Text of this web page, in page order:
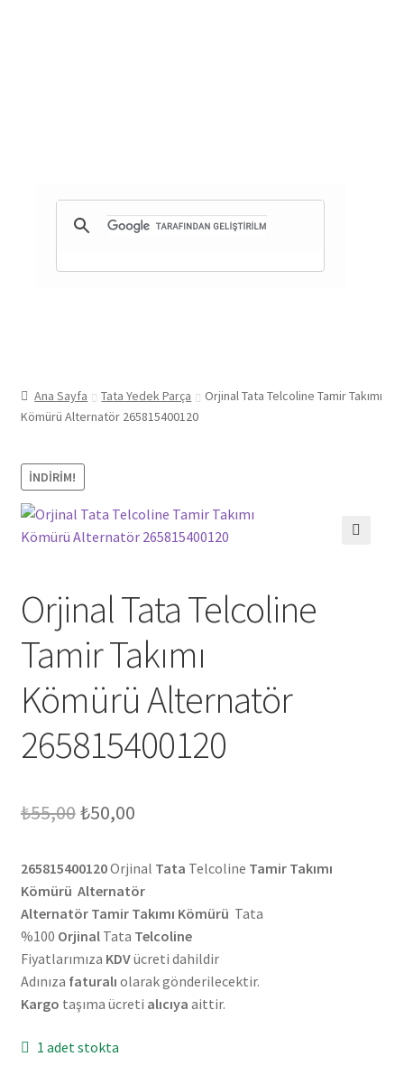
Ana Sayfa Tata Yedek Parça
Orjinal Tata Telcoline Tamir Takımı
Kömürü Alternatör 265815400120
İNDIRIM!
Orjinal Tata Telcoline
Tamir Takımı
Kömürü Alternatör
265815400120
₺55,00Orijinal
₺55,00.
₺50,00Şu
fiyat:
₺50,00.
265815400120Orjinal Tata Telcoline Tamir Takımı
Kömürü Alternatör
Alternatör Tamir Takımı Kömürü Tata
%100 OrjinalTata Telcoline
Fiyatlarımıza KDVücreti dahildir
Adınıza faturalı olarak gönderilecektir.
Kargo taşıma ücreti alıcıya aittir.
1 adet stokta